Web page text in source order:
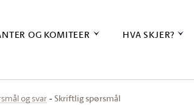
OG KOMITEER HVA SKJER?
og svar Skriftlig spørsmål